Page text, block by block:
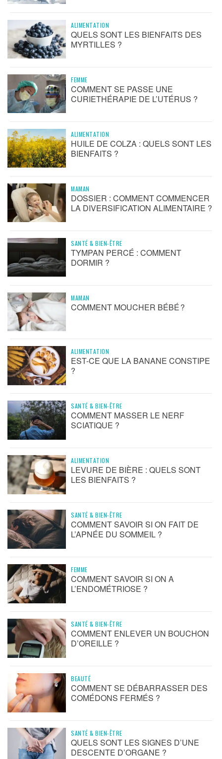
ALIMENTATION
QUELS SONT LES BIENFAITS DES
MYRTILLES ?
FEMME
COMMENT SE PASSE UNE
CURIETHÉRAPIE DE L’UTÉRUS ?
ALIMENTATION
HUILE DE COLZA : QUELS SONT LES
BIENFAITS ?
MAMAN
DOSSIER : COMMENT COMMENCER
LA DIVERSIFICATION ALIMENTAIRE ?
SANTÉ & BIEN-ÊTRE
TYMPAN PERCÉ : COMMENT
DORMIR ?
MAMAN
COMMENT MOUCHER BÉBÉ ?
ALIMENTATION
EST-CE QUE LA BANANE CONSTIPE
?
SANTÉ & BIEN-ÊTRE
COMMENT MASSER LE NERF
SCIATIQUE ?
ALIMENTATION
LEVURE DE BIÈRE : QUELS SONT
LES BIENFAITS ?
SANTÉ & BIEN-ÊTRE
COMMENT SAVOIR SI ON FAIT DE
L’APNÉE DU SOMMEIL ?
FEMME
COMMENT SAVOIR SI ON A
L’ENDOMÉTRIOSE ?
SANTÉ & BIEN-ÊTRE
COMMENT ENLEVER UN BOUCHON
D’OREILLE ?
BEAUTÉ
COMMENT SE DÉBARRASSER DES
COMÉDONS FERMÉS ?
SANTÉ & BIEN-ÊTRE
QUELS SONT LES SIGNES D’UNE
DESCENTE D’ORGANE ?